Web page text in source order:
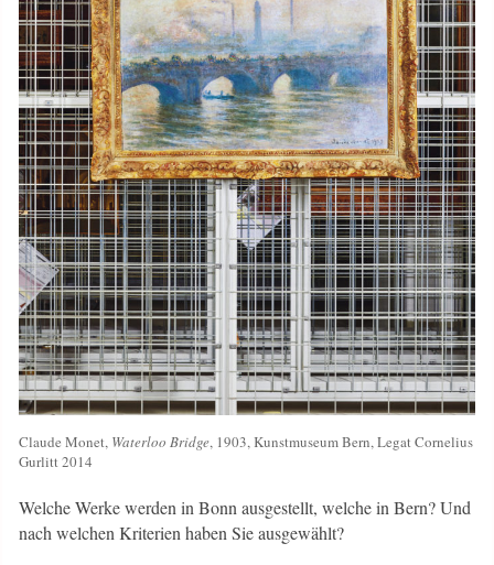
Claude Monet, Waterloo Bridge, 1903, Kunstmuseum Bern, Legat Cornelius
Gurlitt 2014
Welche Werke werden in Bonn ausgestellt, welche in Bern? Und
nach welchen Kriterien haben Sie ausgewählt?